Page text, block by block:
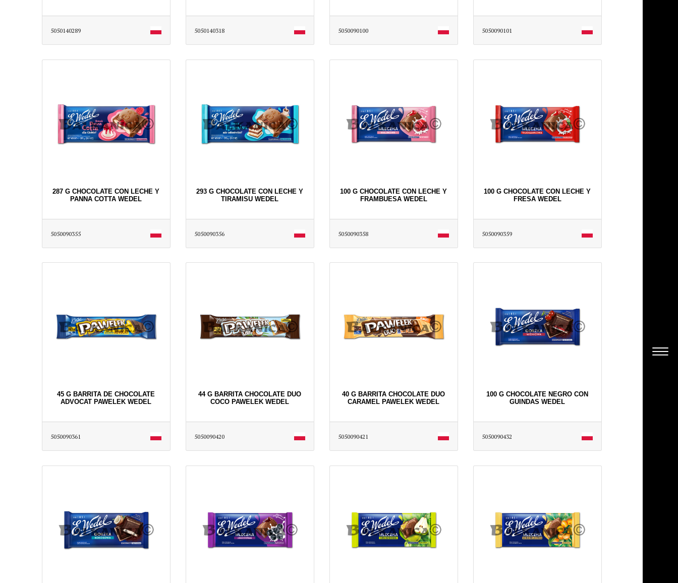
5050140289 5050140318 5050090100 5050090101
287 G CHOCOLATE CON LECHE Y
PANNA COTTA WEDEL
5050090355
293 G CHOCOLATE CON LECHE Y
TIRAMISU WEDEL
5050090356
100 G CHOCOLATE CON LECHE Y
FRAMBUESA WEDEL
5050090358
100 G CHOCOLATE CON LECHE Y
FRESA WEDEL
5050090359
45 G BARRITA DE CHOCOLATE
ADVOCAT PAWELEK WEDEL
5050090361
44 G BARRITA CHOCOLATE DUO
COCO PAWELEK WEDEL
5050090420
40 G BARRITA CHOCOLATE DUO
CARAMEL PAWELEK WEDEL
5050090421
100 G CHOCOLATE NEGRO CON
GUINDAS WEDEL
5050090432